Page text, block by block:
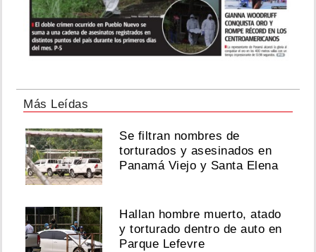
Más Leídas
Se filtran nombres de
torturados y asesinados en
Panamá Viejo y Santa Elena
Hallan hombre muerto, atado
y torturado dentro de auto en
Parque Lefevre